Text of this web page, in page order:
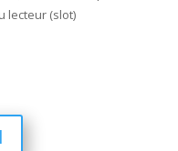
lecteur (slot)